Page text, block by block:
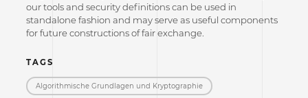
our tools and security definitions can be used in
standalone fashion and may serve as useful components
for future constructions of fair exchange.
TAGS
Algorithmische Grundlagen und Kryptographie